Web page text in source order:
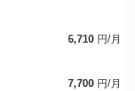
6,710 円/月
7,700 円/月